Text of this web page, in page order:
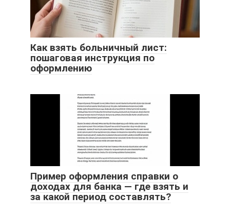
Как взять больничный лист:
пошаговая инструкция по
оформлению
Пример оформления справки о
доходах для банка — где взять и
за какой период составлять?